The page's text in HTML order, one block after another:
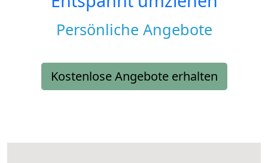
Persönliche Angebote
Kostenlose Angebote erhalten